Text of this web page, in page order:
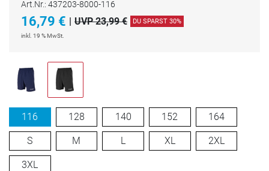
Art.Nr.: 437203-8000-116
16,79 € | UVP 23,99 € DU SPARST 30%
inkl. 19 % MwSt.
116 128 140 152 164
S M L XL 2XL
3XL